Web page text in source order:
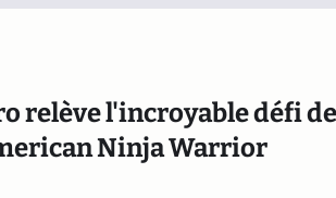
relève l'incroyable défi
Ninja Warrior